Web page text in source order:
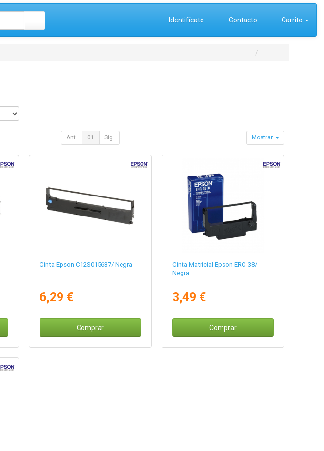
Identifícate Contacto Carrito
Ant. 01 Sig. Mostrar
Cinta Epson C12S015637/ Negra
6,29 €
Comprar
Cinta Matricial Epson ERC-38/
Negra
3,49 €
Comprar